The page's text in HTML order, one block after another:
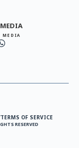
MEDIA
TERMS OF SERVICE
RESERVED